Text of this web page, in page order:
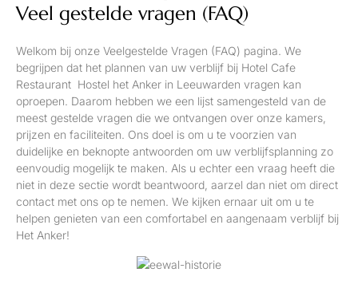
Veel gestelde vragen (FAQ)
Welkom bij onze Veelgestelde Vragen (FAQ) pagina. We
begrijpen dat het plannen van uw verblijf bij Hotel Cafe
Restaurant Hostel het Anker in Leeuwarden vragen kan
oproepen. Daarom hebben we een lijst samengesteld van de
meest gestelde vragen die we ontvangen over onze kamers,
prijzen en faciliteiten. Ons doel is om u te voorzien van
duidelijke en beknopte antwoorden om uw verblijfsplanning zo
eenvoudig mogelijk te maken. Als u echter een vraag heeft die
niet in deze sectie wordt beantwoord, aarzel dan niet om direct
contact met ons op te nemen. We kijken ernaar uit om u te
helpen genieten van een comfortabel en aangenaam verblijf bij
Het Anker!